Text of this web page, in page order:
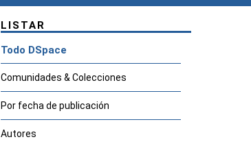
LISTAR
Todo DSpace
Comunidades & Colecciones
Por fecha de publicación
Autores